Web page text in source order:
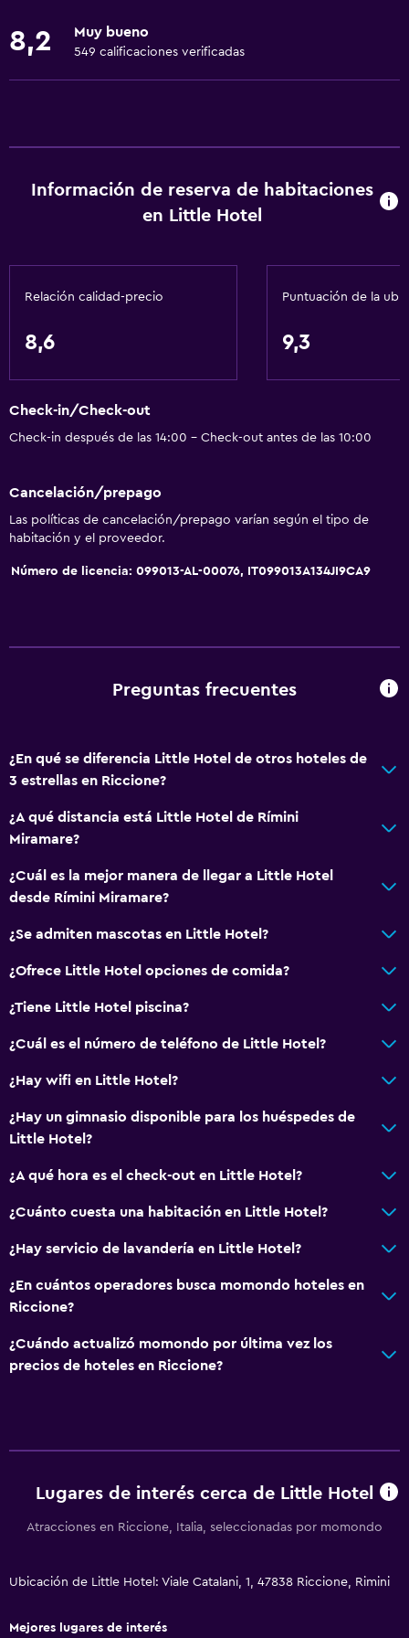
Extinguidor
Gel de ducha
Baño
Aseo
Papel higiénico
Menús para dietas especiales (bajo petición)
Desayuno en la habitación
Accesibilidad y adecuación
Mascotas permitidas bajo consulta (pueden aplicar cargos
Ascensor
Plantas superiores accesibles por ascensor
Áreas designadas para fumadores
Terraza/patio
Sillas de playa
Terraza
Muebles de exterior
Playa privada
Salud y seguridad
Limpieza diaria
Botiquín de primeros auxilios
Cámaras CCTV en zonas comunes
Estacionamiento privado
8,2 Muy bueno
549 calificaciones verificadas
Información de reserva de habitaciones
en Little Hotel
Relación calidad-precio
8,6
Puntuación de la
9,3
Check-in/Check-out
Check-in después de las 14:00 - Check-out antes de las 10:00
Cancelación/prepago
Las políticas de cancelación/prepago varían según el tipo de
habitación y el proveedor.
Número de licencia: 099013-AL-00076, IT099013A134JI9CA9
Preguntas frecuentes
¿En qué se diferencia Little Hotel de otros hoteles de
3 estrellas en Riccione?
¿A qué distancia está Little Hotel de Rímini
Miramare?
¿Cuál es la mejor manera de llegar a Little Hotel
desde Rímini Miramare?
¿Se admiten mascotas en Little Hotel?
¿Ofrece Little Hotel opciones de comida?
¿Tiene Little Hotel piscina?
¿Cuál es el número de teléfono de Little Hotel?
¿Hay wifi en Little Hotel?
¿Hay un gimnasio disponible para los huéspedes de
Little Hotel?
¿A qué hora es el check-out en Little Hotel?
¿Cuánto cuesta una habitación en Little Hotel?
¿Hay servicio de lavandería en Little Hotel?
¿En cuántos operadores busca momondo hoteles en
Riccione?
¿Cuándo actualizó momondo por última vez los
precios de hoteles en Riccione?
Lugares de interés cerca de Little Hotel
Atracciones en Riccione, Italia, seleccionadas por momondo
Ubicación de Little Hotel: Viale Catalani, 1, 47838 Riccione, Rimini
Mejores lugares de interés